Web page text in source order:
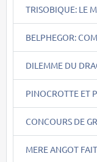
TRISOBIQUE: LE
BELPHEGOR:
DILEMME DU
PINOCROTTE ET
CONCOURS DE
MERE ANGOT